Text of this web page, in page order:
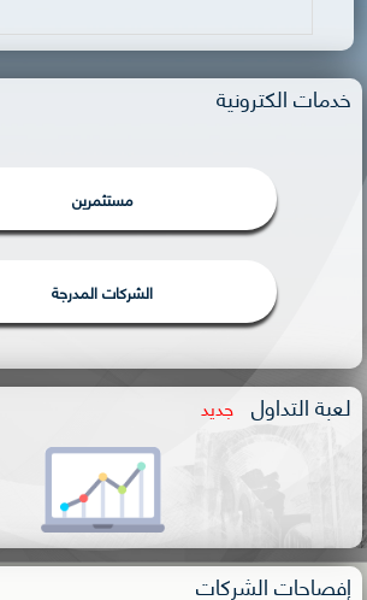
خدمات الكترونية
مستثمرين
الشركات المدرجة
لعبة التداول جديد
إفصاحات الشركات